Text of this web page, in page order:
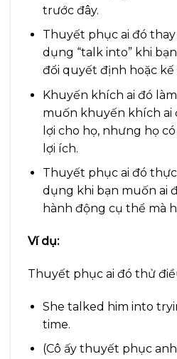
trước đây.
Thuyết phục ai đó
dụng “talk into” khi
đổi quyết định hoặc kế
Khuyến khích ai đó
muốn khuyến khích ai
lợi cho họ, nhưng họ
lợi ích.
Thuyết phục ai đó
dụng khi bạn muốn ai
hành động cụ thể mà
Ví dụ:
Thuyết phục ai đó thử
She talked him into
time.
(Cô ấy thuyết phục